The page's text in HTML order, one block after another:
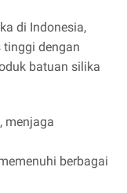
di Indonesia,
dengan
batuan silika
menjaga
berbagai